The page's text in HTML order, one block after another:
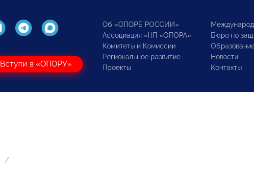
Вступи в «ОПОРУ»
Об «ОПОРЕ РОССИИ»
Ассоциация «НП «ОПОРА»
Комитеты и Комиссии
Региональное развитие
Проекты
Бюро по
Новости
Контакты